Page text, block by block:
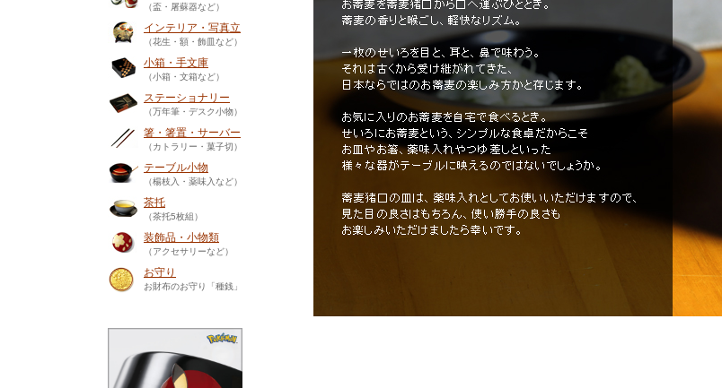
（盃・屠蘇器など）
インテリア・写真立
（花生・額・飾皿など）
小箱・手文庫
（小箱・文箱など）
ステーショナリー
（万年筆・デスク小物）
箸・箸置・サーバー
（カトラリー・菓子切）
テーブル小物
（楊枝入・薬味入など）
茶托
（茶托5枚組）
装飾品・小物類
（アクセサリーなど）
お守り
お財布のお守り「種銭」